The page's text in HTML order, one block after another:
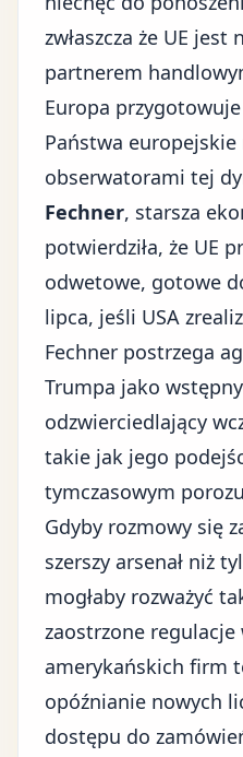
zwłaszcza że UE jest
partnerem
Europa
Państwa
obserwatorami tej
Fechner, starsza
potwierdziła, że UE
odwetowe, gotowe
lipca, jeśli USA
Fechner postrzega
Trumpa jako
odzwierciedlający
takie jak jego
tymczasowym
Gdyby rozmowy się
szerszy arsenał niż
mogłaby rozważyć
zaostrzone regulacje
amerykańskich firm
opóźnianie nowych
dostępu do